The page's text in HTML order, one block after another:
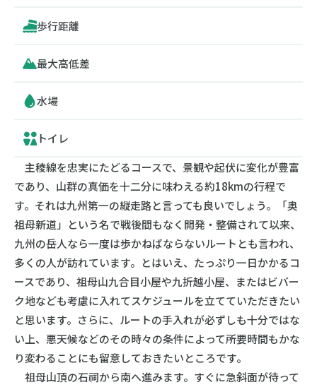
歩行距離
最大高低差
水場
トイレ
主稜線を忠実にたどるコースで、景観や起伏に変化が豊富
であり、山群の真価を十二分に味わえる約18kmの行程で
す。それは九州第一の縦走路と言っても良いでしょう。「奥
祖母新道」という名で戦後間もなく開発・整備されて以来、
九州の岳人なら一度は歩かねばならないルートとも言われ、
多くの人が訪れています。とはいえ、たっぷり一日かかるコ
ースであり、祖母山九合目小屋や九折越小屋、またはビバー
ク地なども考慮に入れてスケジュールを立てていただきたい
と思います。さらに、ルートの手入れが必ずしも十分ではな
い上、悪天候などのその時々の条件によって所要時間もかな
り変わることにも留意しておきたいところです。
祖母山頂の石祠から南へ進みます。すぐに急斜面が待って